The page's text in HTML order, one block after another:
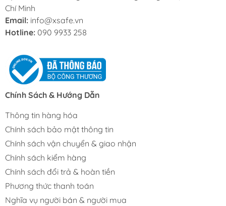
Chí Minh
Email: info@xsafe.vn
Hotline: 090 9933 258
Chính Sách & Hướng Dẫn
Thông tin hàng hóa
Chính sách bảo mật thông tin
Chính sách vận chuyển & giao nhận
Chính sách kiểm hàng
Chính sách đổi trả & hoàn tiền
Phương thức thanh toán
Nghĩa vụ người bán & người mua